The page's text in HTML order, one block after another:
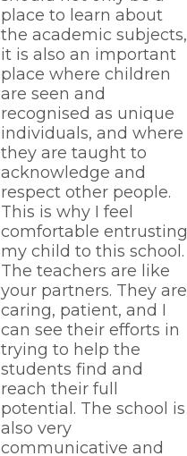
place to learn about
the academic subjects,
it is also an important
place where children
are seen and
recognised as unique
individuals, and where
they are taught to
acknowledge and
respect other people.
This is why I feel
comfortable entrusting
my child to this school.
The teachers are like
your partners. They are
caring, patient, and I
can see their efforts in
trying to help the
students find and
reach their full
potential. The school is
also very
communicative and